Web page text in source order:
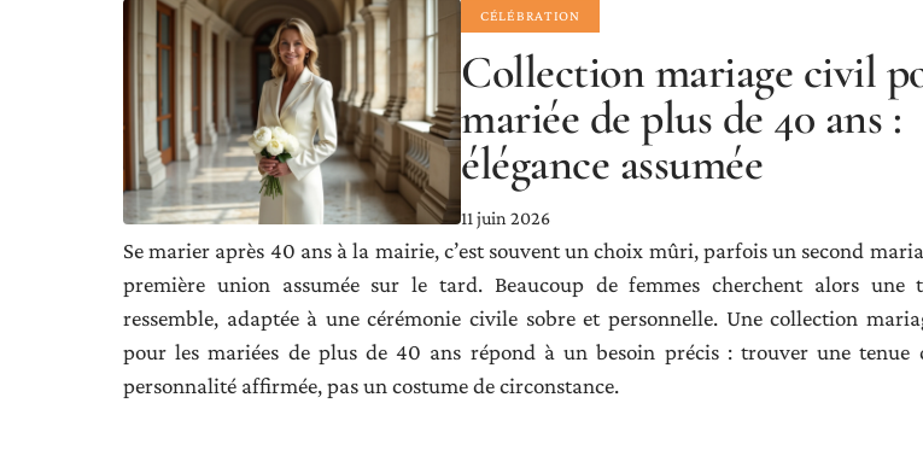
CÉLÉBRATION
Collection mariage civil
mariée de plus de 40 ans :
élégance assumée
11 juin 2026
Se marier après 40 ans à la mairie, c’est souvent un choix mûri, parfois un second
première union assumée sur le tard. Beaucoup de femmes cherchent alors une
ressemble, adaptée à une cérémonie civile sobre et personnelle. Une collection
pour les mariées de plus de 40 ans répond à un besoin précis : trouver une tenue
personnalité affirmée, pas un costume de circonstance.